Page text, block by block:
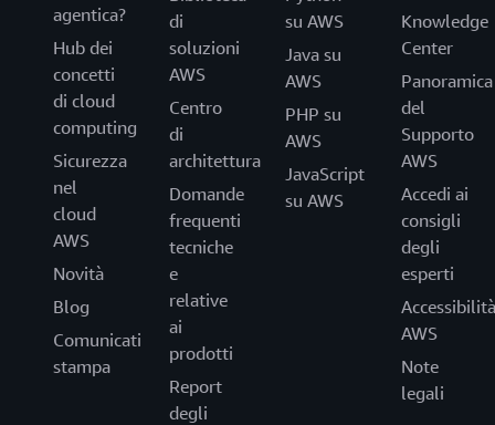
agentica?
Hub dei
concetti
di cloud
computing
Sicurezza
nel
cloud
AWS
Novità
Blog
Comunicati
stampa
di
soluzioni
AWS
Centro
di
architettura
Domande
frequenti
tecniche
e
relative
ai
prodotti
Report
degli
su AWS
Java su
AWS
PHP su
AWS
JavaScript
su AWS
Knowledge
Center
Panoramica
del
Supporto
AWS
Accedi ai
consigli
degli
esperti
Accessibilità
AWS
Note
legali